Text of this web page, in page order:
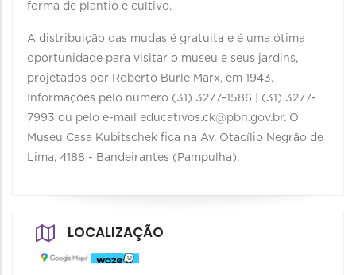
forma de plantio e cultivo.
A distribuição das mudas é gratuita e é uma ótima
oportunidade para visitar o museu e seus jardins,
projetados por Roberto Burle Marx, em 1943.
Informações pelo número (31) 3277-1586 | (31) 3277-
7993 ou pelo e-mail educativos.ck@pbh.gov.br. O
Museu Casa Kubitschek fica na Av. Otacílio Negrão de
Lima, 4188 - Bandeirantes (Pampulha).
LOCALIZAÇÃO